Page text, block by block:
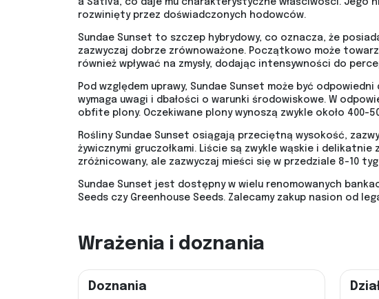
a Sativa, co daje mu charakterystyczne właściwości. Jego
rozwinięty przez doświadczonych hodowców.
Sundae Sunset to szczep hybrydowy, co oznacza, że
zazwyczaj dobrze zrównoważone. Początkowo może
również wpływać na zmysły, dodając intensywności do
Pod względem uprawy, Sundae Sunset może być
wymaga uwagi i dbałości o warunki środowiskowe. W
obfite plony. Oczekiwane plony wynoszą zwykle około 400-
Rośliny Sundae Sunset osiągają przeciętną wysokość,
żywicznymi gruczołkami. Liście są zwykle wąskie i
zróżnicowany, ale zazwyczaj mieści się w przedziale 8-10
Sundae Sunset jest dostępny w wielu renomowanych
Seeds czy Greenhouse Seeds. Zalecamy zakup nasion od
Wrażenia i doznania
Doznania